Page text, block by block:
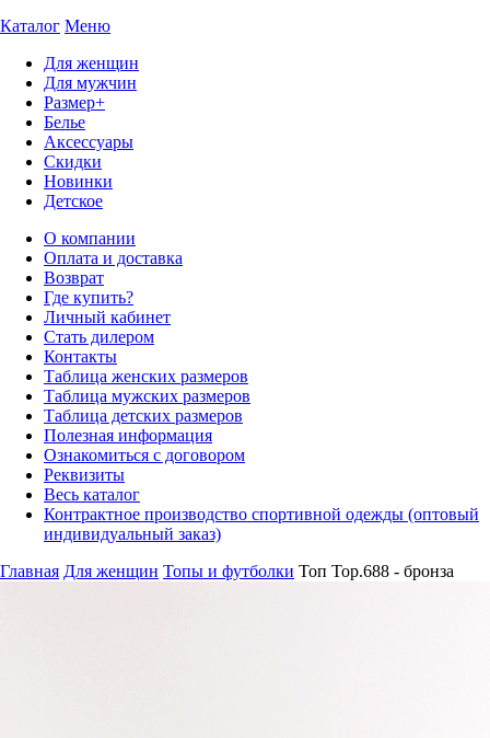
Каталог Меню
Для женщин
Для мужчин
Размер+
Белье
Аксессуары
Скидки
Новинки
Детское
О компании
Оплата и доставка
Возврат
Где купить?
Личный кабинет
Стать дилером
Контакты
Таблица женских размеров
Таблица мужских размеров
Таблица детских размеров
Полезная информация
Ознакомиться с договором
Реквизиты
Весь каталог
Контрактное производство спортивной одежды (оптовый
индивидуальный заказ)
Главная Для женщин Топы и футболки Топ Top.688 - бронза